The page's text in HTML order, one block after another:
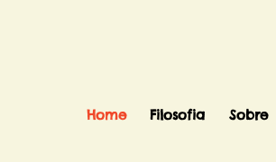
Home Filosofia Sobre